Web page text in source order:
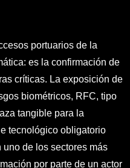
portuarios de la
es la confirmación de
críticas. La exposición de
biométricos, RFC, tipo
tangible para la
tecnológico obligatorio
de los sectores más
por parte de un actor